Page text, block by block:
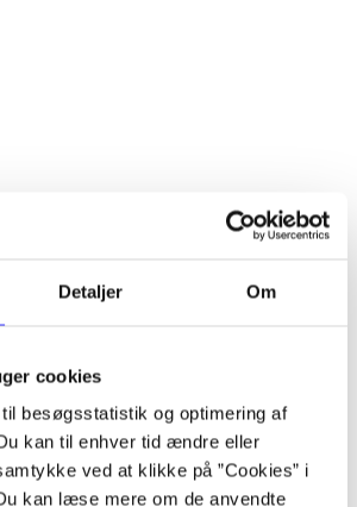
Detaljer Om
cookies
besøgsstatistik og optimering af
kan til enhver tid ændre eller
ved at klikke på ”Cookies” i
kan læse mere om de anvendte